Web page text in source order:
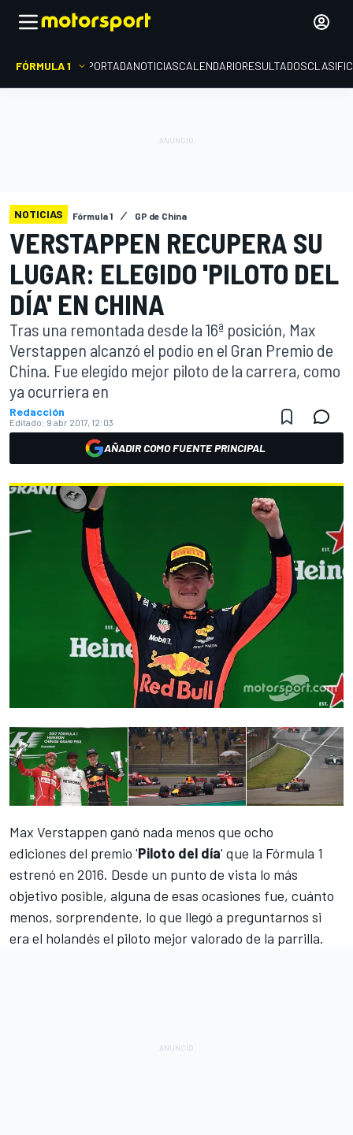
FÓRMULA 1 PORTADANOTICIASCALENDARIORESULTADOS
NOTICIAS Fórmula 1 GP de China
VERSTAPPEN RECUPERA SU
LUGAR: ELEGIDO 'PILOTO DEL
DÍA' EN CHINA
Tras una remontada desde la 16ª posición, Max
Verstappen alcanzó el podio en el Gran Premio de
China. Fue elegido mejor piloto de la carrera, como
ya ocurriera en
Redacción
Editado: 9 abr 2017, 12:03
AÑADIR COMO FUENTE PRINCIPAL
Max Verstappen ganó nada menos que ocho
ediciones del premio 'Piloto del día' que la Fórmula 1
estrenó en 2016. Desde un punto de vista lo más
objetivo posible, alguna de esas ocasiones fue, cuánto
menos, sorprendente, lo que llegó a preguntarnos si
era el holandés el piloto mejor valorado de la parrilla.